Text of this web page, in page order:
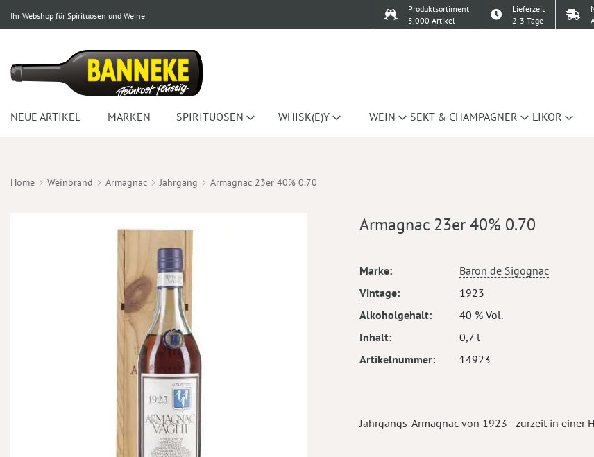
Ihr Webshop für Spirituosen und Weine
Produktsortiment
5.000 Artikel
Lieferzeit
2-3 Tage
NEUE ARTIKEL MARKEN SPIRITUOSEN WHISK(E)Y WEIN SEKT & CHAMPAGNER LIKÖR
Home Weinbrand Armagnac Jahrgang Armagnac 23er 40% 0.70
Armagnac 23er 40% 0.70
Mehr
Marke
Baron de Sigognac
Vintage
1923
Alkoholgehalt
40 % Vol.
Inhalt
0,7 l
Artikelnummer
14923
Jahrgangs-Armagnac von 1923 - zurzeit in einer